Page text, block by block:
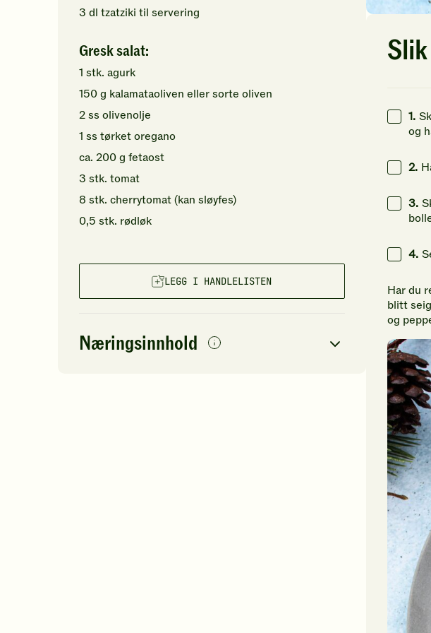
3 dl tzatziki til servering
Gresk salat:
1 stk. agurk
150g kalamataoliven ellersorte oliven
2ss olivenolje
1 ss tørket oregano
ca. 200g fetaost
3 stk. tomat
8 stk. cherrytomat(kan sløyfes)
0,5 stk. rødløk
LEGG I HANDLELISTEN
Næringsinnhold
1.
og
2.
3.
4.
Har du
blitt
og